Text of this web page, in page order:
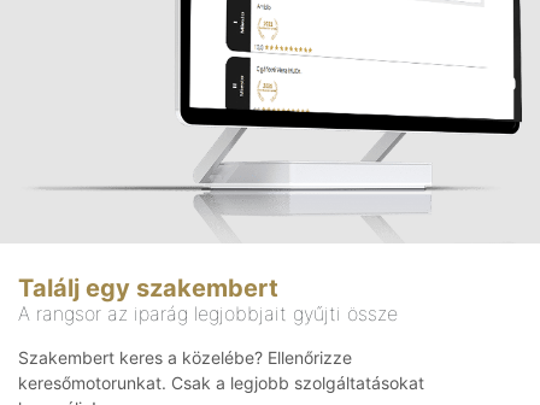
Találj egy szakembert
A rangsor az iparág legjobbjait gyűjti össze
Szakembert keres a közelébe? Ellenőrizze
keresőmotorunkat. Csak a legjobb szolgáltatásokat